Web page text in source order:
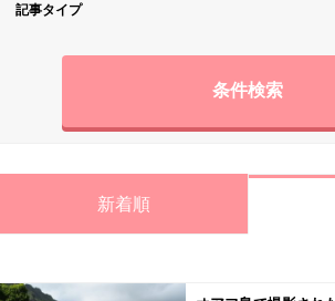
記事タイプ
条件検索
新着順